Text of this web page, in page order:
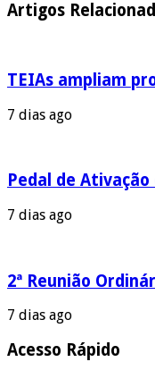
Artigos
TEIAs ampliam
7 dias ago
Pedal de
7 dias ago
2ª Reunião
7 dias ago
Acesso Rápido